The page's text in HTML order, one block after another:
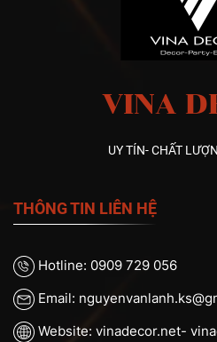
VINA
UY TÍN- CHẤT
THÔNG TIN LIÊN HỆ
Hotline: 0909 729 056
Email:
Website: vinadecor.net-